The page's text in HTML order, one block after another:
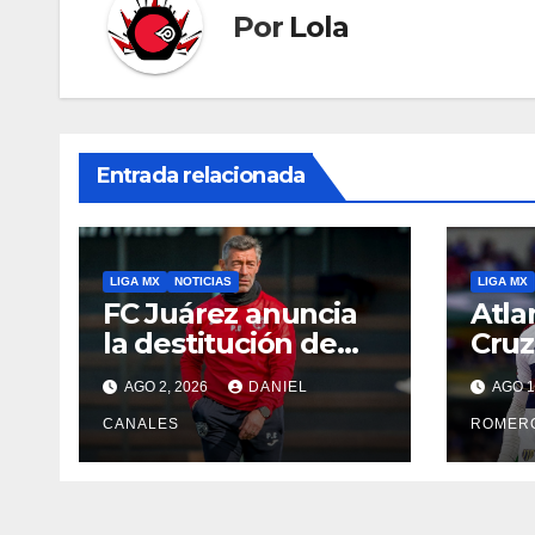
Por Lola
Entrada relacionada
LIGA MX NOTICIAS
FC Juárez anuncia
la destitución de
Pedro Caixinha
AGO 2, 2026 DANIEL
CANALES
LIGA MX
AGO